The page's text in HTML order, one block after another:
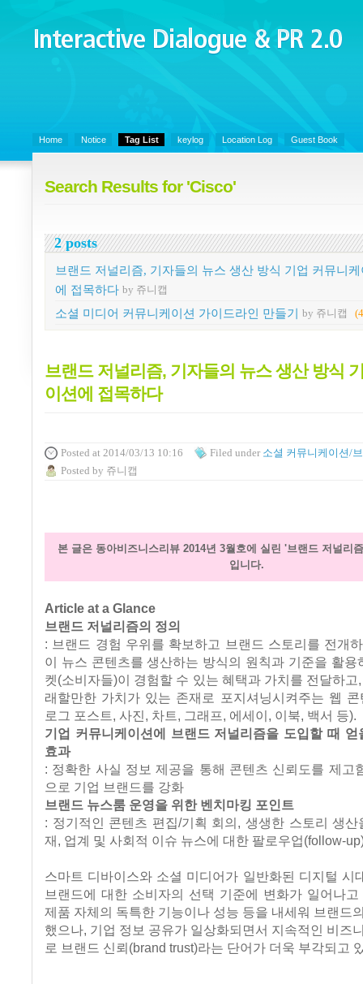
Interactive Dialogue &
PR 2.0
Home Notice Tag List keylog Location Log Guest Book
Search Results for 'Cisco'
2 posts
브랜드 저널리즘, 기자들의 뉴스 생산 방식 기업 커뮤니
에 접목하다 by 쥬니캡
소셜 미디어 커뮤니케이션 가이드라인 만들기 by 쥬니캡
브랜드 저널리즘, 기자들의 뉴스 생산 방식
이션에 접목하다
Posted at 2014/03/13 10:16 Filed under 소셜 커뮤니케이션/
Posted by 쥬니캡
본 글은 동아비즈니스리뷰 2014년 3월호에 실린 '브랜드 저널리
입니다.
Article at a Glance
브랜드 저널리즘의 정의
: 브랜드 경험 우위를 확보하고 브랜드 스토리를 전개
이 뉴스 콘텐츠를 생산하는 방식의 원칙과 기준을 활용
켓(소비자들)이 경험할 수 있는 혜택과 가치를 전달하고
래할만한 가치가 있는 존재로 포지셔닝시켜주는 웹 콘
로그 포스트, 사진, 차트, 그래프, 에세이, 이북, 백서 등).
기업 커뮤니케이션에 브랜드 저널리즘을 도입할 때
효과
: 정확한 사실 정보 제공을 통해 콘텐츠 신뢰도를 제고
으로 기업 브랜드를 강화
브랜드 뉴스룸 운영을 위한 벤치마킹 포인트
: 정기적인 콘텐츠 편집/기획 회의, 생생한 스토리 생
재, 업계 및 사회적 이슈 뉴스에 대한 팔로우업(follow-
스마트 디바이스와 소셜 미디어가 일반화된 디지털 시
브랜드에 대한 소비자의 선택 기준에 변화가 일어나
제품 자체의 독특한 기능이나 성능 등을 내세워 브랜드
했으나, 기업 정보 공유가 일상화되면서 지속적인 비즈
로 브랜드 신뢰(brand trust)라는 단어가 더욱 부각되고